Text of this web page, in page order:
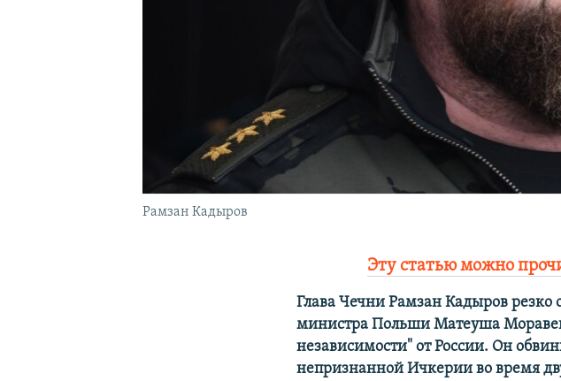
Рамзан Кадыров
Эту статью можно
Глава Чечни Рамзан Кадыров резко
министра Польши Матеуша
независимости" от России. Он
непризнанной Ичкерии во время